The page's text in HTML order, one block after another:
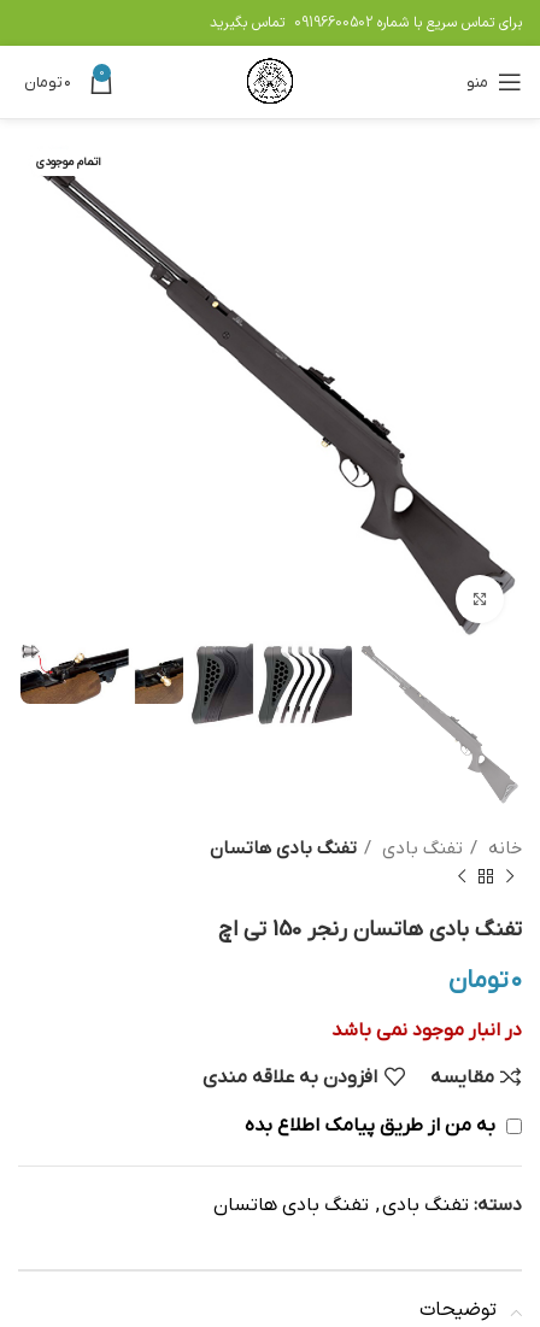
برای تماس سریع با شماره 09196600502 تماس بگیرید
منو 0 ۰تومان
اتمام موجودی
بزرگنمایی تصویر
خانه تفنگ بادی تفنگ بادی هاتسان
تفنگ بادی هاتسان رنجر 150 تی اچ
۰تومان
در انبار موجود نمی باشد
مقایسه
افزودن به علاقه مندی
به من از طریق پیامک اطلاع بده
دسته: تفنگ بادی, تفنگ بادی هاتسان
توضیحات